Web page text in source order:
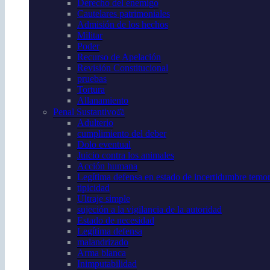
Derecho del enemigo
Cautelares patrimoniales
Admisión de los hechos
Militar
Poder
Recurso de Apelación
Revisión Constitucional
pruebas
Tortura
Allanamiento
Penal Sustantivo⚖️
Adulterio
cumplimiento del deber
Dolo eventual
Juicio contra los animales
Acción humana
Legítima defensa en estado de incertidumbre
tipicidad
Ultraje simple
sujeción a la vigilancia de la autoridad
Estado de necesidad
Legítima defensa
malandrizado
Arma blanca
Inimputabilidad